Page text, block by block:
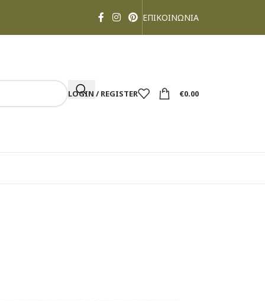
ΕΠΙΚΟΙΝΩΝΙΑ
LOGIN / REGISTER €0.00